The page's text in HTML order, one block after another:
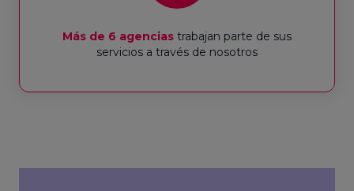
Más de 6 agencias trabajan parte de sus
servicios a través de nosotros